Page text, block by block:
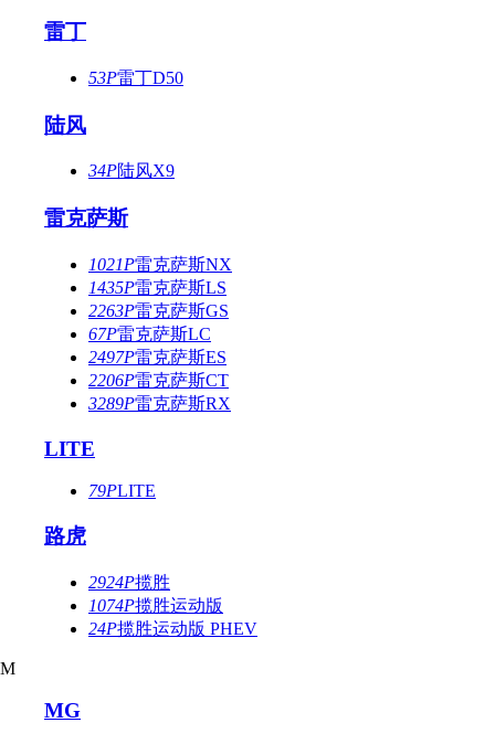
雷丁
53P雷丁D50
陆风
34P陆风X9
雷克萨斯
1021P雷克萨斯NX
1435P雷克萨斯LS
2263P雷克萨斯GS
67P雷克萨斯LC
2497P雷克萨斯ES
2206P雷克萨斯CT
3289P雷克萨斯RX
LITE
79PLITE
路虎
2924P揽胜
1074P揽胜运动版
24P揽胜运动版 PHEV
M
MG